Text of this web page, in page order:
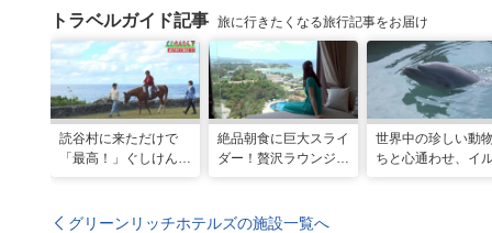
トラベルガイド記事 旅に行きたくなる旅行記事をお届け
読谷村に来ただけで
「最高！」ぐしけんさ
れ名所を全力で満喫し
絶品朝食に巨大スライ
ダー！贅沢ラウンジと
ゾートホテル」
世界中の珍しい動
ちと心通わせ、イ
グリーンリッチホテルズの施設一覧へ